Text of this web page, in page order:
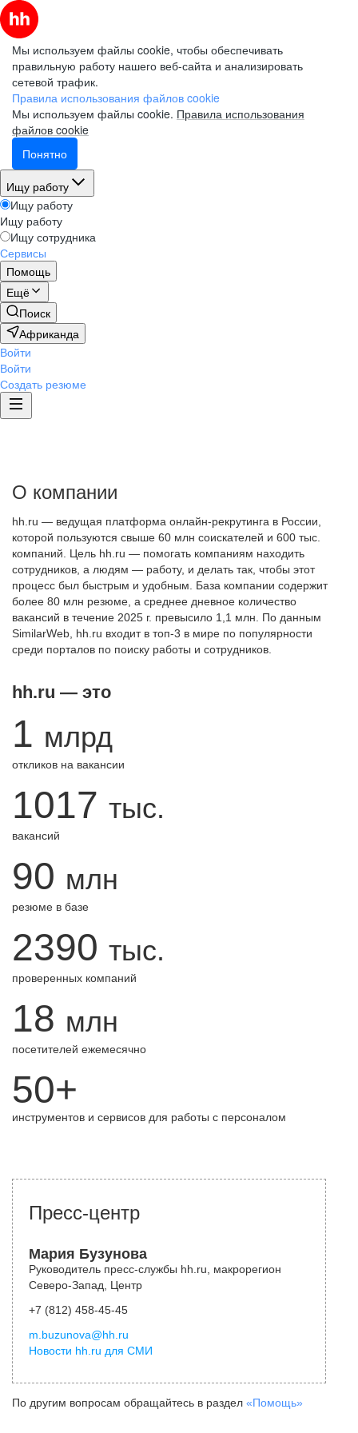
Мы используем файлы cookie, чтобы обеспечивать
правильную работу нашего веб-сайта и анализировать
сетевой трафик.
Правила использования файлов cookie
Мы используем файлы cookie. Правила использования
файлов cookie
Понятно
Ищу работу
Ищу работу
Ищу работу
Ищу сотрудника
Сервисы
Помощь
Ещё
Поиск
Африканда
Войти
Войти
Создать резюме
О компании
hh.ru — ведущая платформа онлайн-рекрутинга в России,
которой пользуются свыше 60 млн соискателей и 600 тыс.
компаний. Цель hh.ru — помогать компаниям находить
сотрудников, а людям — работу, и делать так, чтобы этот
процесс был быстрым и удобным. База компании содержит
более 80 млн резюме, а среднее дневное количество
вакансий в течение 2025 г. превысило 1,1 млн. По данным
SimilarWeb, hh.ru входит в топ-3 в мире по популярности
среди порталов по поиску работы и сотрудников.
hh.ru — это
1 млрд
откликов на вакансии
1017 тыс.
вакансий
90 млн
резюме в базе
2390 тыс.
проверенных компаний
18 млн
посетителей ежемесячно
50+
инструментов и сервисов для работы с персоналом
Пресс-центр
Мария Бузунова
Руководитель пресс-службы hh.ru, макрорегион
Северо-Запад, Центр
+7 (812) 458-45-45
m.buzunova@hh.ru
Новости hh.ru для СМИ
По другим вопросам обращайтесь в раздел «Помощь»